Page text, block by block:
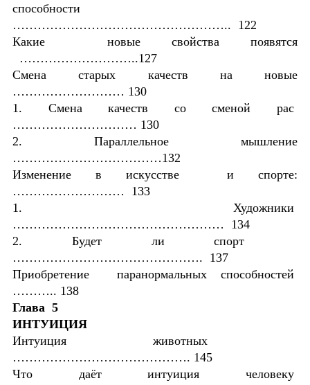
способности
…………………………………………….. 122
Какие новые свойства появятся
………………………..127
Смена старых качеств на новые
……………………… 130
1. Смена качеств со сменой рас
………………………… 130
2. Параллельное мышление
………………………………132
Изменение в искусстве и спорте:
……………………… 133
1. Художники
…………………………………………… 134
2. Будет ли спорт
………………………………………. 137
Приобретение паранормальных способностей
……….. 138
Глава 5
ИНТУИЦИЯ
Интуиция животных
……………………………………. 145
Что даёт интуиция человеку